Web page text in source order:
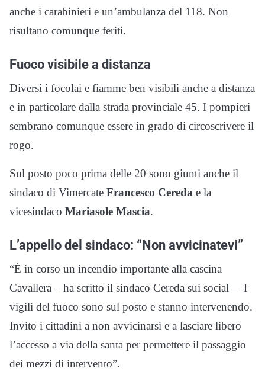
anche i carabinieri e un’ambulanza del 118. Non
risultano comunque feriti.
Fuoco visibile a distanza
Diversi i focolai e fiamme ben visibili anche a distanza
e in particolare dalla strada provinciale 45. I pompieri
sembrano comunque essere in grado di circoscrivere il
rogo.
Sul posto poco prima delle 20 sono giunti anche il
sindaco di Vimercate Francesco Cereda e la
vicesindaco Mariasole Mascia.
L’appello del sindaco: “Non avvicinatevi”
“È in corso un incendio importante alla cascina
Cavallera – ha scritto il sindaco Cereda sui social – I
vigili del fuoco sono sul posto e stanno intervenendo.
Invito i cittadini a non avvicinarsi e a lasciare libero
l’accesso a via della santa per permettere il passaggio
dei mezzi di intervento”.